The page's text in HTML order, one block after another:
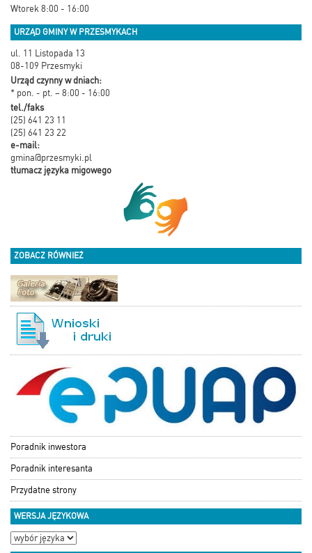
Wtorek 8:00 - 16:00
URZĄD GMINY W PRZESMYKACH
ul. 11 Listopada 13
08-109 Przesmyki
Urząd czynny w dniach:
* pon. - pt. – 8:00 - 16:00
tel./faks
(25) 641 23 11
(25) 641 23 22
e-mail:
gmina@przesmyki.pl
tłumacz języka migowego
ZOBACZ RÓWNIEŻ
Poradnik inwestora
Poradnik interesanta
Przydatne strony
WERSJA JĘZYKOWA